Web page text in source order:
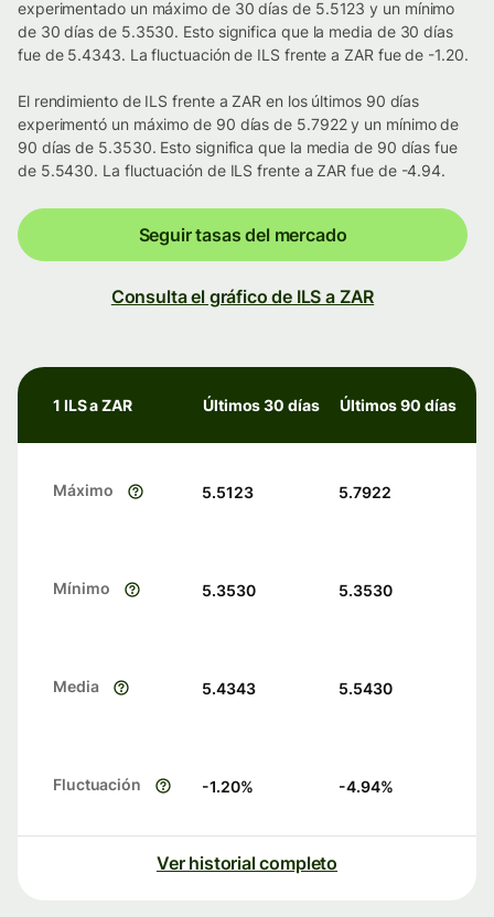
experimentado un máximo de 30 días de 5.5123 y un mínimo
de 30 días de 5.3530. Esto significa que la media de 30 días
fue de 5.4343. La fluctuación de ILS frente a ZAR fue de -1.20.
El rendimiento de ILS frente a ZAR en los últimos 90 días
experimentó un máximo de 90 días de 5.7922 y un mínimo de
90 días de 5.3530. Esto significa que la media de 90 días fue
de 5.5430. La fluctuación de ILS frente a ZAR fue de -4.94.
Seguir tasas del mercado
Consulta el gráfico de ILS a ZAR
1 ILS a ZAR Últimos 30 días Últimos 90 días
Máximo 5.5123 5.7922
Mínimo 5.3530 5.3530
Media 5.4343 5.5430
Fluctuación -1.20% -4.94%
Ver historial completo